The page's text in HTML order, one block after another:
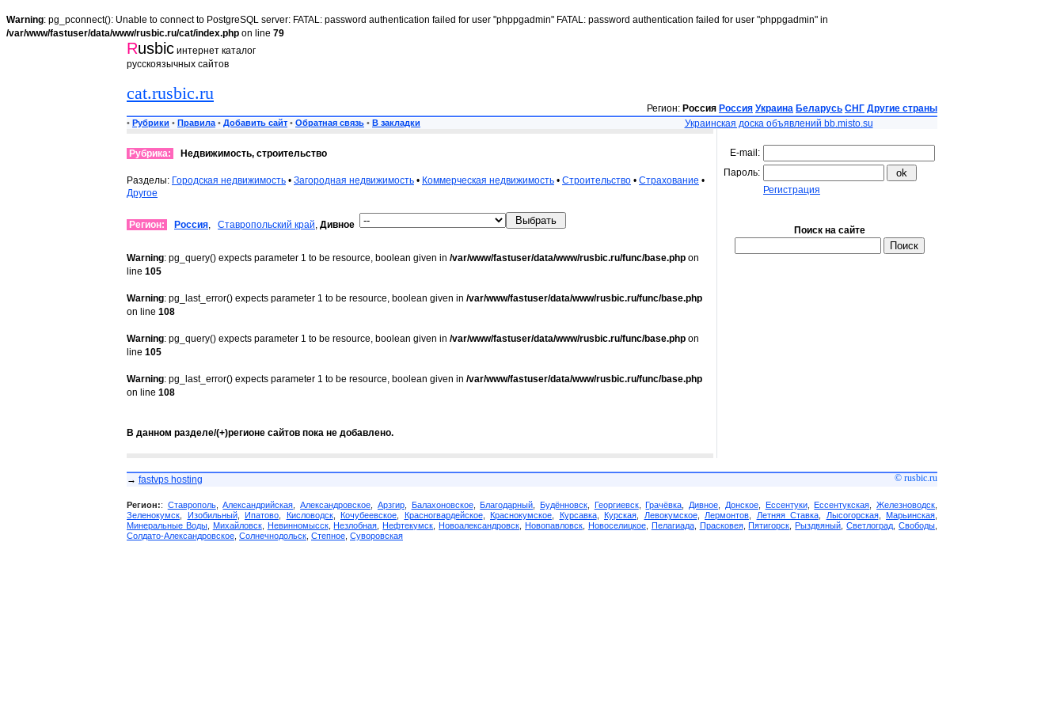
Warning: pg_pconnect(): Unable to connect to PostgreSQL server: FATAL: password authentication failed for user "phppgadmin" FATAL: password authentication failed for user "phppgadmin" in
/var/www/fastuser/data/www/rusbic.ru/cat/index.php on line 79
Rusbic интернет каталог
русскоязычных сайтов
cat.rusbic.ru
Регион: Россия Россия Украина Беларусь СНГ Другие страны
• Рубрики • Правила • Добавить сайт • Обратная связь • В закладки Украинская доска объявлений bb.misto.su
Рубрика: Недвижимость, строительство
Разделы: Городская недвижимость • Загородная недвижимость • Коммерческая недвижимость • Строительство • Страхование •
Другое
Регион: Россия, Ставропольский край, Дивное
Warning: pg_query() expects parameter 1 to be resource, boolean given in /var/www/fastuser/data/www/rusbic.ru/func/base.php on
line 105
Warning: pg_last_error() expects parameter 1 to be resource, boolean given in /var/www/fastuser/data/www/rusbic.ru/func/base.php
on line 108
Warning: pg_query() expects parameter 1 to be resource, boolean given in /var/www/fastuser/data/www/rusbic.ru/func/base.php on
line 105
Warning: pg_last_error() expects parameter 1 to be resource, boolean given in /var/www/fastuser/data/www/rusbic.ru/func/base.php
on line 108
В данном разделе/(+)регионе сайтов пока не добавлено.
E-mail:
Пароль:
Регистрация
Поиск на сайте
→ fastvps hosting © rusbic.ru
Регион:: Ставрополь,Александрийская ,Александровское Арзгир, Балахоновское,Благодарный ,Будённовск Георгиевск,Грачёвка Дивное Донское, Ессентуки,Ессентукская ,Железноводск
Зеленокумск
Изобильный, Ипатово Кисловодск, Кочубеевское Красногвардейское, Краснокумское Курсавка, Курская Левокумское, Лермонтов Летняя Ставка Лысогорская, Марьинская
Минеральные Воды, Михайловск, Невинномысск,Незлобная ,Нефтекумск ,Новоалександровск ,Новопавловск Новоселицкое, Пелагиада, Прасковея,Пятигорск ,Рыздвяный ,Светлоград ,Свободы
Солдато-Александровское Солнечнодольск Степное Суворовская